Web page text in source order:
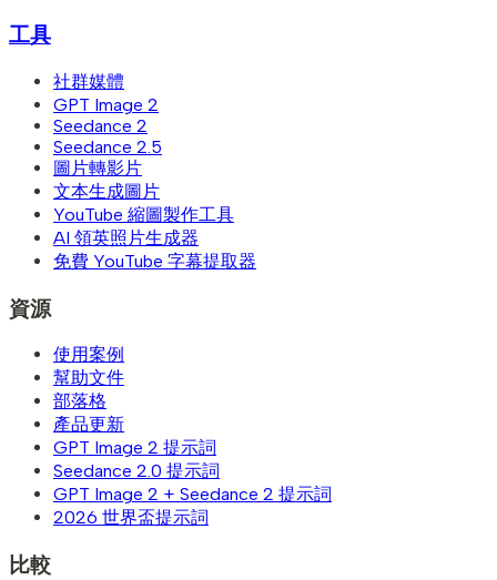
工具
社群媒體
GPT Image 2
Seedance 2
Seedance 2.5
圖片轉影片
文本生成圖片
YouTube 縮圖製作工具
AI 領英照片生成器
免費 YouTube 字幕提取器
資源
使用案例
幫助文件
部落格
產品更新
GPT Image 2 提示詞
Seedance 2.0 提示詞
GPT Image 2 + Seedance 2 提示詞
2026 世界盃提示詞
比較